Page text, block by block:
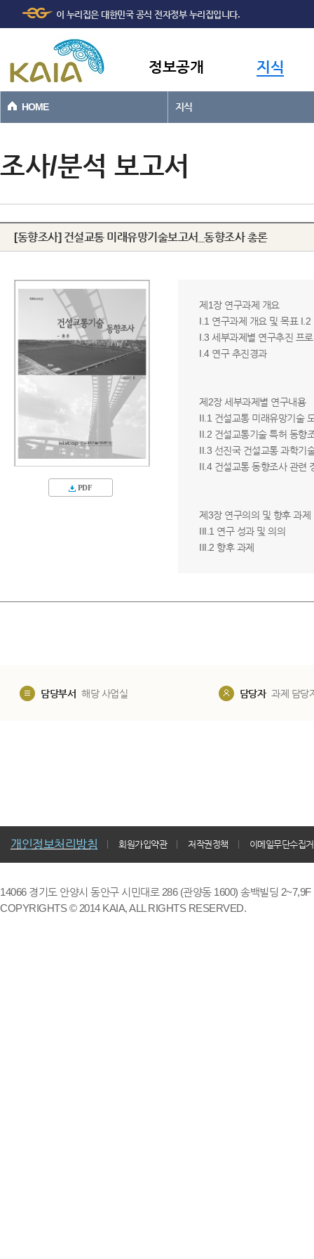
본문바로가기
이 누리집은 대한민국 공식 전자정부 누리집입니다.
정보공개 지식
HOME 지식
조사/분석 보고서
[동향조사] 건설교통 미래유망기술보고서_동향조사 총론
PDF
제1장 연구과제 개요
I.1 연구과제 개요 및 목표
I.3 세부과제별 연구추진 프
I.4 연구 추진경과
제2장 세부과제별 연구내용
II.1 건설교통 미래유망기술
II.2 건설교통기술 특허 동향
II.3 선진국 건설교통 과학기
II.4 건설교통 동향조사 관련
제3장 연구의의 및 향후 과제
III.1 연구 성과 및 의의
III.2 향후 과제
담당부서 해당 사업실 담당자 과제 담당
개인정보처리방침 회원가입약관 저작권정책 이메일무단수집
14066 경기도 안양시 동안구 시민대로 286 (관양동 1600) 송백빌딩
COPYRIGHTS © 2014 KAIA, ALL RIGHTS RESERVED.